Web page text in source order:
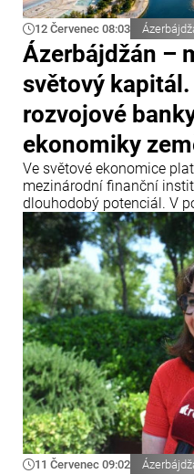
12 Červenec 08:03
Ázerbájdžán –
světový
rozvojové
ekonomiky
Ve světové ekonomice
mezinárodní finanční
dlouhodobý potenciál. V
upevnil svou pozici jako
energetických center
významnou platformou
infrastrukturních projektů.
11 Červenec 09:02